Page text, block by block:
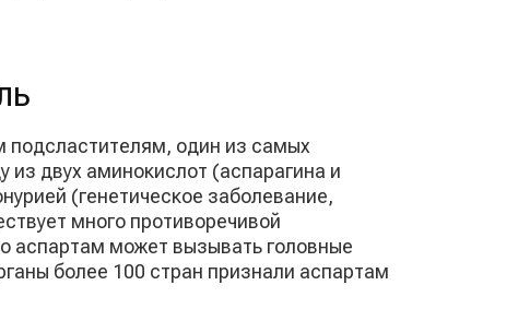
подсластителям, один из самых
двух аминокислот (аспарагина и
(генетическое заболевание,
много противоречивой
аспартам может вызывать головные
более 100 стран признали аспартам